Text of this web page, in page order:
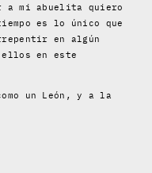
a mi abuelita quiero
es lo único que
en algún
ellos en este
un León, y a la